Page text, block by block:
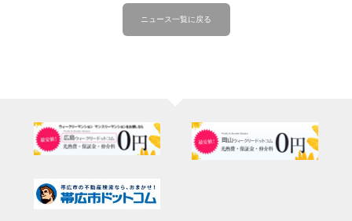
ニュース一覧に戻る